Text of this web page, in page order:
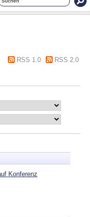
RSS 1.0 RSS 2.0
Konferenz